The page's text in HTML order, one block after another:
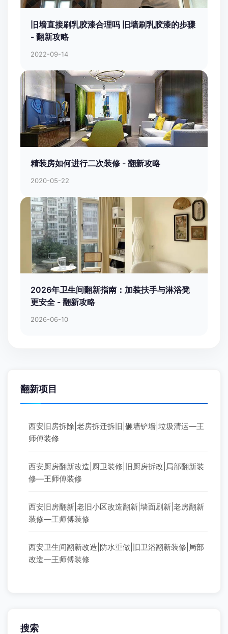
旧墙直接刷乳胶漆合理吗 旧墙刷乳胶漆的步骤
- 翻新攻略
2022-09-14
精装房如何进行二次装修 - 翻新攻略
2020-05-22
2026年卫生间翻新指南：加装扶手与淋浴凳
更安全 - 翻新攻略
2026-06-10
翻新项目
西安旧房拆除|老房拆迁拆旧|砸墙铲墙|垃圾清运—王
师傅装修
西安厨房翻新改造|厨卫装修|旧厨房拆改|局部翻新装
修—王师傅装修
西安旧房翻新|老旧小区改造翻新|墙面刷新|老房翻新
装修—王师傅装修
西安卫生间翻新改造|防水重做|旧卫浴翻新装修|局部
改造—王师傅装修
搜索